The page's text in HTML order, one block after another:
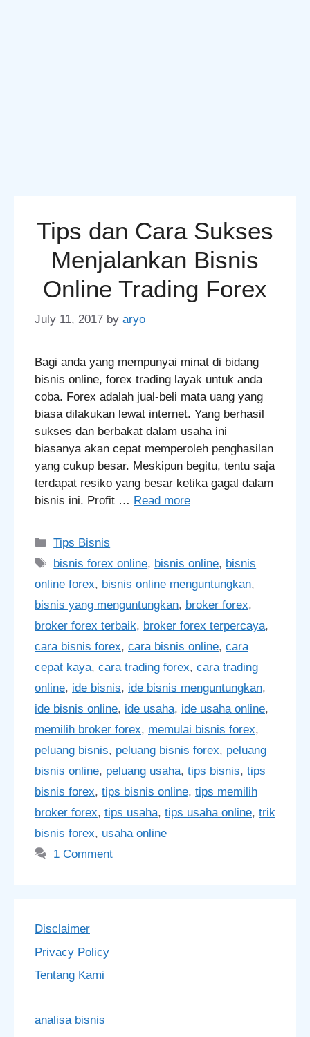
Tips dan Cara Sukses
Menjalankan Bisnis
Online Trading Forex
July 11, 2017 by aryo
Bagi anda yang mempunyai minat di bidang
bisnis online, forex trading layak untuk anda
coba. Forex adalah jual-beli mata uang yang
biasa dilakukan lewat internet. Yang berhasil
sukses dan berbakat dalam usaha ini
biasanya akan cepat memperoleh penghasilan
yang cukup besar. Meskipun begitu, tentu saja
terdapat resiko yang besar ketika gagal dalam​
bisnis ini. Profit … Read more
Categories
Tips Bisnis
Tags
bisnis forex online, bisnis online, bisnis
online forex, bisnis online menguntungkan,
bisnis yang menguntungkan, broker forex,
broker forex terbaik, broker forex terpercaya,
cara bisnis forex, cara bisnis online, cara
cepat kaya, cara trading forex, cara trading
online, ide bisnis, ide bisnis menguntungkan,
ide bisnis online, ide usaha, ide usaha online,
memilih broker forex, memulai bisnis forex,
peluang bisnis, peluang bisnis forex, peluang
bisnis online, peluang usaha, tips bisnis, tips
bisnis forex, tips bisnis online, tips memilih
broker forex, tips usaha, tips usaha online, trik
bisnis forex, usaha online
1 Comment
Disclaimer
Privacy Policy
Tentang Kami
analisa bisnis